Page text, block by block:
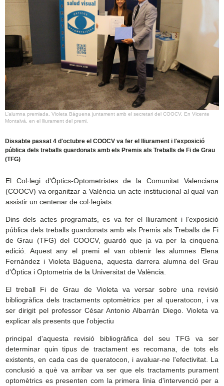
L’alumna premiada, Violeta Báguena juntament amb el secretari del COOCV, En Vicente
Montalvá, en el lliurament del premi.
Dissabte passat 4 d'octubre el COOCV va fer el lliurament i l'exposició
pública dels treballs guardonats amb els Premis als Treballs de Fi de Grau
(TFG)
El Col·legi d'Òptics-Optometristes de la Comunitat Valenciana
(COOCV) va organitzar a València un acte institucional al qual van
assistir un centenar de col·legiats.
Dins dels actes programats, es va fer el lliurament i l'exposició
pública dels treballs guardonats amb els Premis als Treballs de Fi
de Grau (TFG) del COOCV, guardó que ja va per la cinquena
edició. Aquest any el premi el van obtenir les alumnes Elena
Fernández i Violeta Báguena, aquesta darrera alumna del Grau
d'Òptica i Optometria de la Universitat de València.
El treball Fi de Grau de Violeta va versar sobre una revisió
bibliogràfica dels tractaments optomètrics per al queratocon, i va
ser dirigit pel professor César Antonio Albarrán Diego. Violeta va
explicar als presents que l'objectiu
principal d'aquesta revisió bibliogràfica del seu TFG va ser
determinar quin tipus de tractament es recomana, de tots els
existents, en cada cas de queratocon, i avaluar-ne l'efectivitat. La
conclusió a què va arribar va ser que els tractaments purament
optomètrics es presenten com la primera línia d'intervenció per a